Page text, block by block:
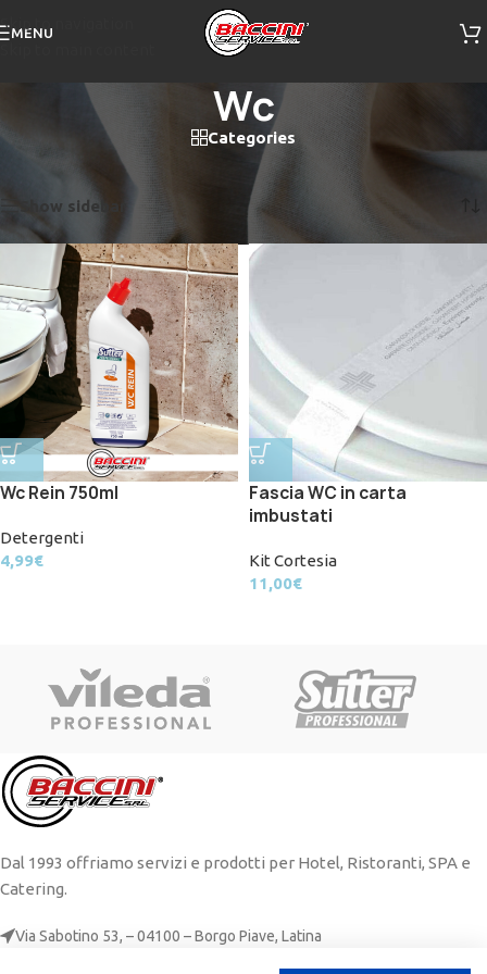
Skip to navigation
MENU
Wc
Categories
Prodotti taggati “Wc” Visualizzazione di 2 risultati
Show sidebar
Wc Rein 750ml
Detergenti
4,99€
Fascia WC in carta
imbustati
Kit Cortesia
11,00€
Dal 1993 offriamo servizi e prodotti per Hotel, Ristoranti, SPA e
Catering.
Via Sabotino 53, – 04100 – Borgo Piave, Latina